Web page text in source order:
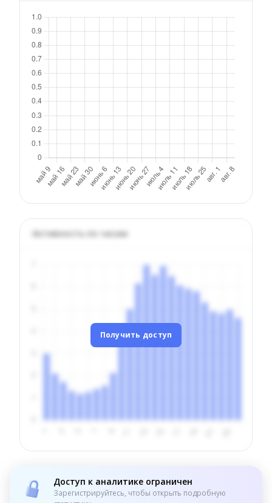
Активность по часам
Получить доступ
Доступ к аналитике ограничен
Зарегистрируйтесь, чтобы открыть подробную